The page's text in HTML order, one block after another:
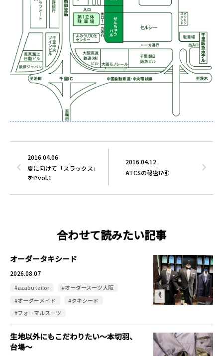
2016.04.12
ATCSの秘密!?④
2016.04.06
夏に向けて「スラックス」
を!?vol.1
合わせて読みたい記事
オーダータキシード
2026.08.07
#azabu tailor
#オーダースーツ大阪
#オーダーメイド
#タキシード
#フォーマルスーツ
生地以外にもこだわりたい～本切羽、
台場～